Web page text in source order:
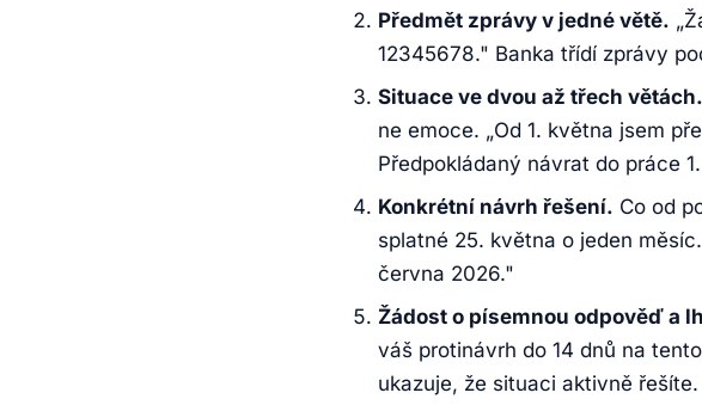
Předmět zprávy v jedné větě.
12345678." Banka třídí zprávy
Situace ve dvou až třech větách.
ne emoce. „Od 1. května jsem
Předpokládaný návrat do práce
Konkrétní návrh řešení. Co od
splatné 25. května o jeden
června 2026."
Žádost o písemnou odpověď a
váš protinávrh do 14 dnů na
ukazuje, že situaci aktivně řešíte.